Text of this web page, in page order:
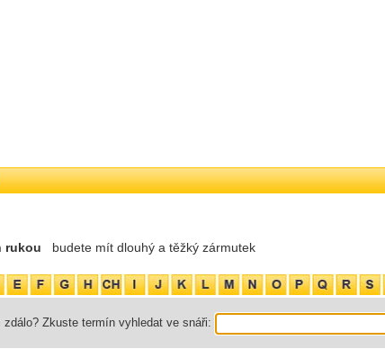
rukou
budete mít dlouhý a těžký zármutek
Zkuste termín vyhledat ve snáři: